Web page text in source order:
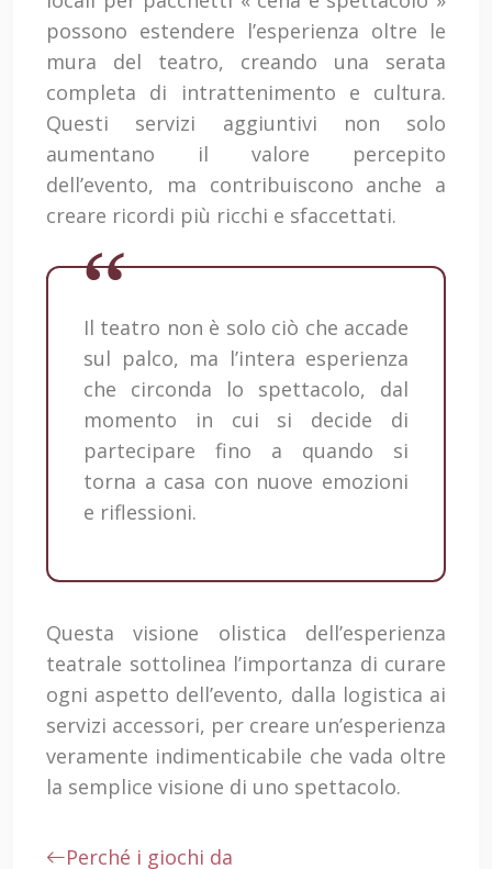
possono estendere l’esperienza oltre le
mura del teatro, creando una serata
completa di intrattenimento e cultura.
Questi servizi aggiuntivi non solo
aumentano il valore percepito
dell’evento, ma contribuiscono anche a
creare ricordi più ricchi e sfaccettati.
Il teatro non è solo ciò che accade
sul palco, ma l’intera esperienza
che circonda lo spettacolo, dal
momento in cui si decide di
partecipare fino a quando si
torna a casa con nuove emozioni
e riflessioni.
Questa visione olistica dell’esperienza
teatrale sottolinea l’importanza di curare
ogni aspetto dell’evento, dalla logistica ai
servizi accessori, per creare un’esperienza
veramente indimenticabile che vada oltre
la semplice visione di uno spettacolo.
Perché i giochi da